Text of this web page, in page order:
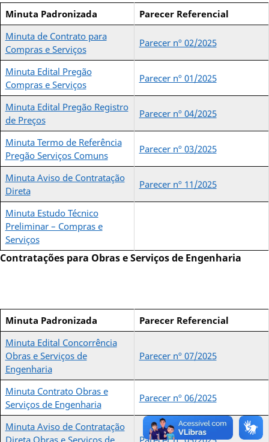
Minuta Padronizada
Parecer Referencial
Minuta de Contrato para
Compras e Serviços
Parecer nº 02/2025
Minuta Edital Pregão
Compras e Serviços
Parecer nº 01/2025
Minuta Edital Pregão Registro
de Preços
Parecer nº 04/2025
Minuta Termo de Referência
Pregão Serviços Comuns
Parecer nº 03/2025
Minuta Aviso de Contratação
Direta
Parecer nº 11/2025
Minuta Estudo Técnico
Preliminar – Compras e
Serviços
Contratações para Obras e Serviços de Engenharia
Minuta Padronizada
Parecer Referencial
Minuta Edital Concorrência
Obras e Serviços de
Engenharia
Parecer nº 07/2025
Minuta Contrato Obras e
Serviços de Engenharia
Parecer nº 06/2025
Minuta Aviso de Contratação
Direta Obras e Serviços de
Parecer nº 05/2025